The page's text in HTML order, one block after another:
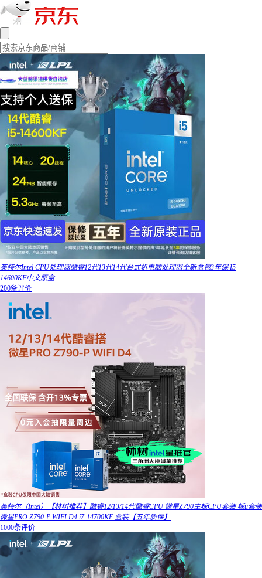
英特尔Intel CPU处理器酷睿12代13代14代台式机电脑处理器全新盒包3年保 I5
14600KF中文原盒
200条评价
英特尔（Intel）【林树推荐】酷睿12/13/14代酷睿CPU 微星Z790主板CPU套装 板u套装
微星PRO Z790-P WIFI D4 i7-14700KF 盒装【五年质保】
1000条评价